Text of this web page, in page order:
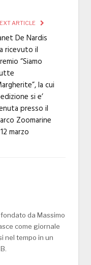
ARTICLE
De Nardis
ricevuto il
“Siamo
la cui
si e’
presso il
Zoomarine
marzo
da Massimo
come giornale
nel tempo in un